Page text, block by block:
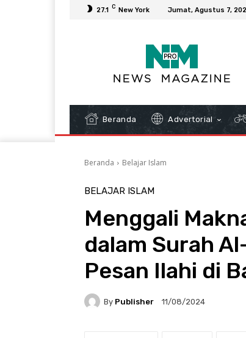
27.1 C New York Jumat, Agustus 7,
Beranda Advertorial
Beranda Belajar Islam
BELAJAR ISLAM
Menggali
dalam Surah
Pesan Ilahi di
By Publisher 11/08/2024